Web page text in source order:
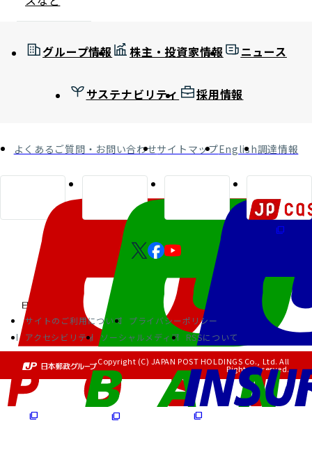
グループ情報 株主・投資家情報 ニュース
サステナビリティ 採用情報
よくあるご質問・お問い合わせサイトマップEnglish調達情報
サイトのご利用について
プライバシーポリシー
アクセシビリティ
ソーシャルメディア RSSについて
Copyright (C) JAPAN POST HOLDINGS Co., Ltd. All
Rights Reserved.